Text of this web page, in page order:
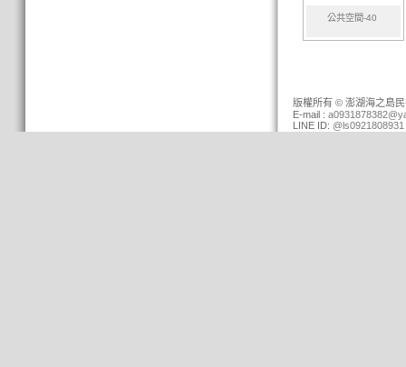
公共空間-40
版權所有 © 澎湖海之島
E-mail :
LINE ID: @ls0921808931